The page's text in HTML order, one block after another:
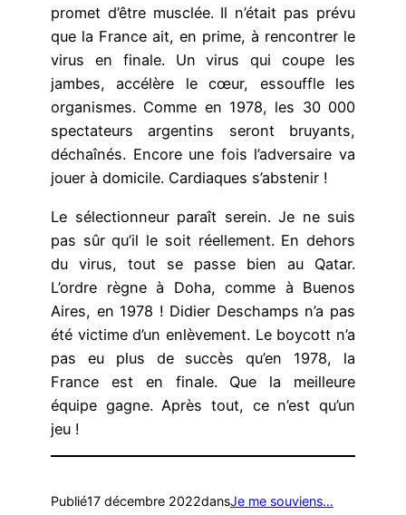
promet d’être musclée. Il n’était pas prévu
que la France ait, en prime, à rencontrer le
virus en finale. Un virus qui coupe les
jambes, accélère le cœur, essouffle les
organismes. Comme en 1978, les 30 000
spectateurs argentins seront bruyants,
déchaînés. Encore une fois l’adversaire va
jouer à domicile. Cardiaques s’abstenir !
Le sélectionneur paraît serein. Je ne suis
pas sûr qu’il le soit réellement. En dehors
du virus, tout se passe bien au Qatar.
L’ordre règne à Doha, comme à Buenos
Aires, en 1978 ! Didier Deschamps n’a pas
été victime d’un enlèvement. Le boycott n’a
pas eu plus de succès qu’en 1978, la
France est en finale. Que la meilleure
équipe gagne. Après tout, ce n’est qu’un
jeu !
Publié17 décembre 2022dansJe me souviens…